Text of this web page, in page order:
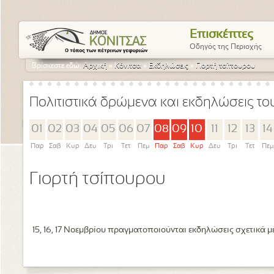
Επισκέπτες
Οδηγός της Περιοχής
Βρίσκεστε εδώ:Αρχική » Κόνιτσα » Εκδηλώσεις » Γιορτή τσίπουρου
Πολιτιστικά δρώμενα και εκδηλώσεις
01
Παρ
02
Σαβ
03
Κυρ
04
Δευ
05
Τρι
06
Τετ
07
Πεμ
08
Παρ
09
Σαβ
10
Κυρ Δευ
12
Τρι
13
Τετ
14
Πεμ
Γιορτή τσίπουρου
15, 16, 17 Νοεμβρίου πραγματοποιούνται εκδηλώσεις